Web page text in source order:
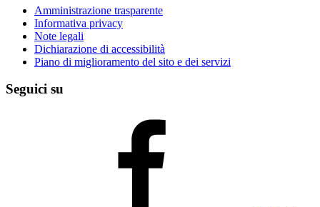
Amministrazione trasparente
Informativa privacy
Note legali
Dichiarazione di accessibilità
Piano di miglioramento del sito e dei servizi
Seguici su